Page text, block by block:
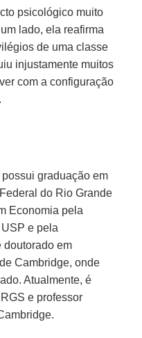
psicológico muito
lado, ela reafirma
de uma classe
injustamente muitos
com a configuração
possui graduação em
do Rio Grande
Economia pela
e pela
doutorado em
Cambridge, onde
Atualmente, é
e professor